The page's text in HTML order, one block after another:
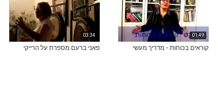
01:49
קוראים בכוחות - מדריך מעשי
03:34
פאני ברעם מספרת על הרייקי